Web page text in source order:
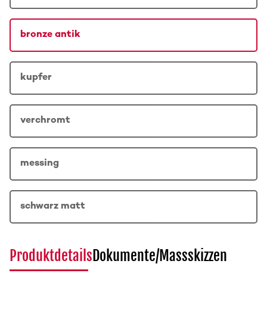
bronze antik
kupfer
verchromt
messing
schwarz matt
ProduktdetailsDokumente/Massskizzen